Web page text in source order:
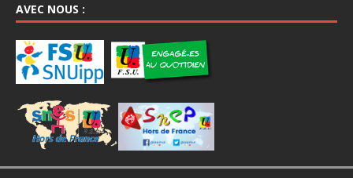
AVEC NOUS :